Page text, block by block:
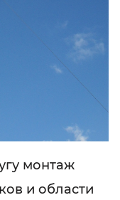
монтаж
и области